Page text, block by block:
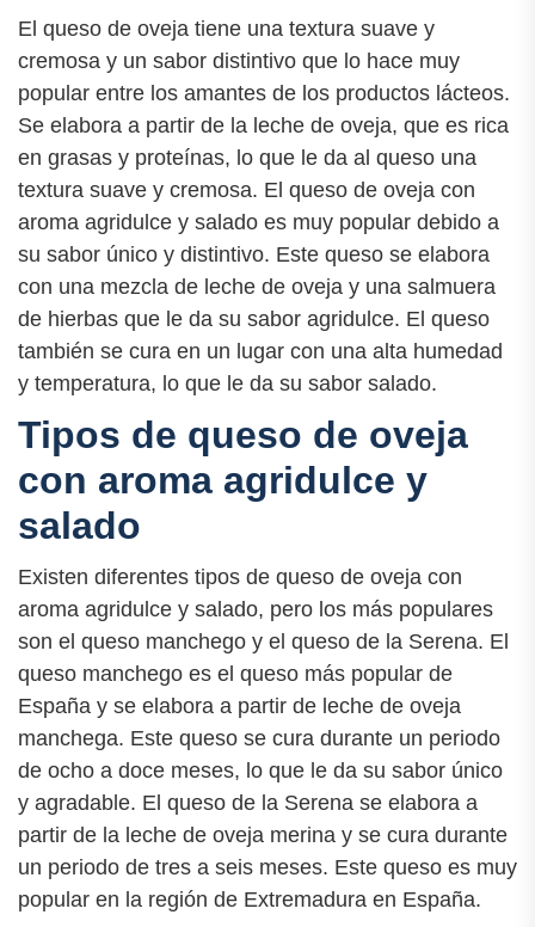
El queso de oveja tiene una textura suave y
cremosa y un sabor distintivo que lo hace muy
popular entre los amantes de los productos lácteos.
Se elabora a partir de la leche de oveja, que es rica
en grasas y proteínas, lo que le da al queso una
textura suave y cremosa. El queso de oveja con
aroma agridulce y salado es muy popular debido a
su sabor único y distintivo. Este queso se elabora
con una mezcla de leche de oveja y una salmuera
de hierbas que le da su sabor agridulce. El queso
también se cura en un lugar con una alta humedad
y temperatura, lo que le da su sabor salado.
Tipos de queso de oveja
con aroma agridulce y
salado
Existen diferentes tipos de queso de oveja con
aroma agridulce y salado, pero los más populares
son el queso manchego y el queso de la Serena. El
queso manchego es el queso más popular de
España y se elabora a partir de leche de oveja
manchega. Este queso se cura durante un periodo
de ocho a doce meses, lo que le da su sabor único
y agradable. El queso de la Serena se elabora a
partir de la leche de oveja merina y se cura durante
un periodo de tres a seis meses. Este queso es muy
popular en la región de Extremadura en España.